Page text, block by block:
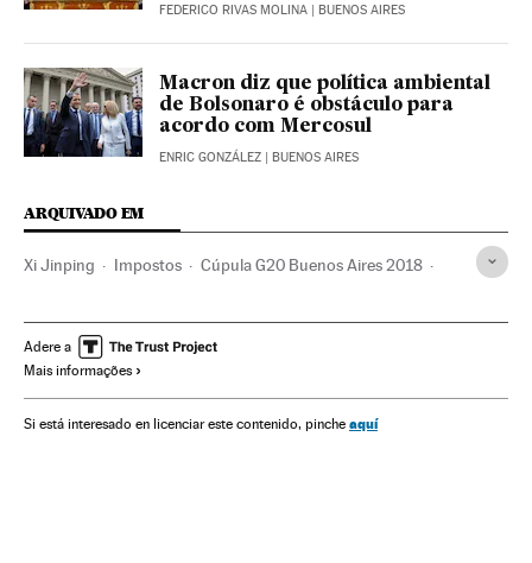
FEDERICO RIVAS MOLINA | BUENOS AIRES
Macron diz que política ambiental
de Bolsonaro é obstáculo para
acordo com Mercosul
ENRIC GONZÁLEZ | BUENOS AIRES
ARQUIVADO EM
Xi Jinping Impostos Cúpula G20 Buenos Aires 2018
Comércio exterior Estados Unidos
Cúpulas internacionais
América do Norte Ásia oriental Relações internacionais
Adere a
Mais informações
Si está interesado en licenciar este contenido, pinche aquí